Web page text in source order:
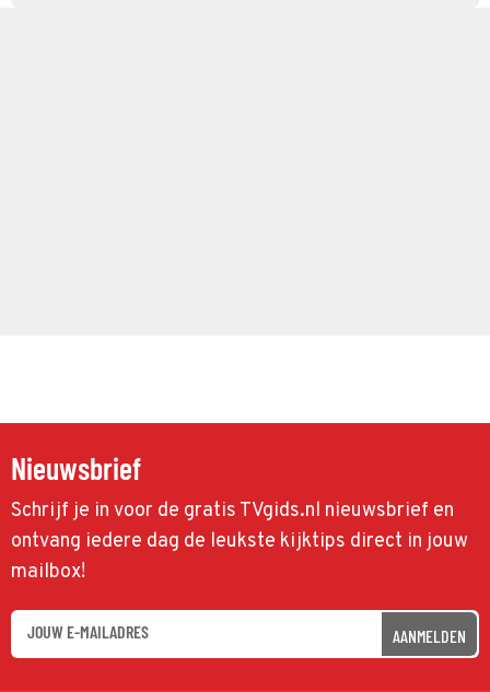
Nieuwsbrief
Schrijf je in voor de gratis TVgids.nl nieuwsbrief en
ontvang iedere dag de leukste kijktips direct in jouw
mailbox!
AANMELDEN